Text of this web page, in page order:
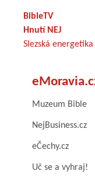
BibleTV
Hnutí NEJ
Slezská energetika
Muzeum Bible
NejBusiness.cz
eČechy.cz
Uč se a vyhraj!